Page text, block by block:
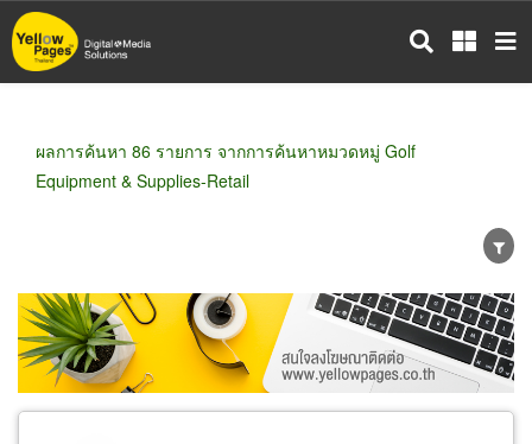
ข้าม
ไป
ผลการค้นหา 86 รายการ จากการค้นหาหมวดหมู่ Golf
Equipment & Supplies-Retail
ขายส่ง ขายปลีก ผู้ผลิต
ตัวแทนจัดจำหน่าย
ผู้ส่งออก/นำเข้า
ธุรกิจบริการ